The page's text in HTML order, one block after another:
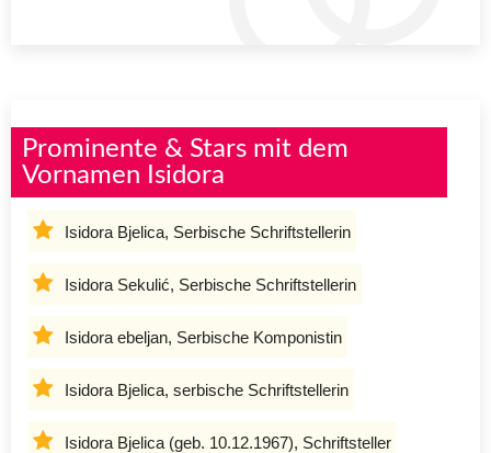
Prominente & Stars mit dem
Vornamen Isidora
Isidora Bjelica, Serbische Schriftstellerin
Isidora Sekulić, Serbische Schriftstellerin
Isidora ebeljan, Serbische Komponistin
Isidora Bjelica, serbische Schriftstellerin
Isidora Bjelica (geb. 10.12.1967), Schriftsteller